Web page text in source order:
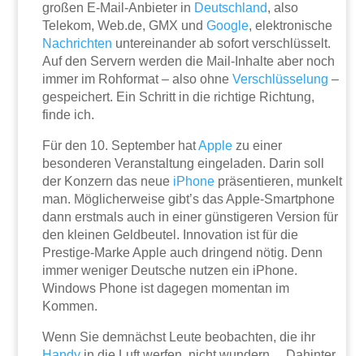
großen E-Mail-Anbieter in Deutschland, also
Telekom, Web.de, GMX undGoogle, elektronische
Nachrichten untereinander ab sofort verschlüsselt.
Auf den Servern werden die Mail-Inhalte aber noch
immer im Rohformat – also ohneVerschlüsselung –
gespeichert. Ein Schritt in die richtige Richtung,
finde ich.
Für den 10. September hatApple zu einer
besonderen Veranstaltung eingeladen. Darin soll
der Konzern das neue iPhone präsentieren, munkelt
man. Möglicherweise gibt’s das Apple-Smartphone
dann erstmals auch in einer günstigeren Version für
den kleinen Geldbeutel. Innovation ist für die
Prestige-Marke Apple auch dringend nötig. Denn
immer weniger Deutsche nutzen ein iPhone.
Windows Phone ist dagegen momentan im
Kommen.
Wenn Sie demnächst Leute beobachten, die ihr